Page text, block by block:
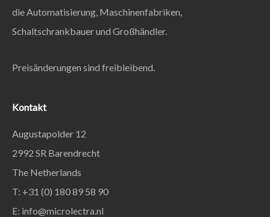
die Automatisierung, Maschinenfabriken,
Schaltschrankbauer und Großhändler.
Preisänderungen sind freibleibend.
Kontakt
Augustapolder 12
2992 SR Barendrecht
The Netherlands
T: +31 (0) 180 89 58 90
E: info@microlectra.nl